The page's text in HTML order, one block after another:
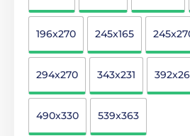
196x270 245x165
294x270 343x231
490x330 539x363